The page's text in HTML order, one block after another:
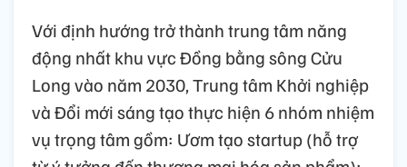
Với định hướng trở thành trung tâm năng
động nhất khu vực Đồng bằng sông Cửu
Long vào năm 2030, Trung tâm Khởi nghiệp
và Đổi mới sáng tạo thực hiện 6 nhóm nhiệm
vụ trọng tâm gồm: Ươm tạo startup (hỗ trợ